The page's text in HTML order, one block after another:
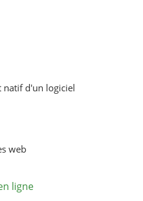
natif d'un logiciel
web
ligne